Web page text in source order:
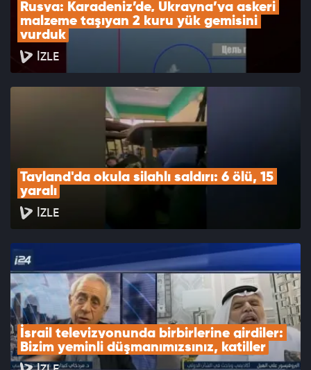
Rusya: Karadeniz’de, Ukrayna’ya askeri
malzeme taşıyan 2 kuru yük gemisini
vurduk
İZLE
Tayland'da okula silahlı saldırı: 6 ölü, 15
yaralı
İZLE
İsrail televizyonunda birbirlerine girdiler:
Bizim yeminli düşmanımızsınız, katiller